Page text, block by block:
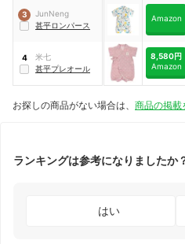
3
JunNeng
甚平ロンパース
Amazon
4
米七
甚平プレオール
8,580円
Amazon
お探しの商品がない場合は、 商品の掲載
ランキングは参考になりましたか
はい